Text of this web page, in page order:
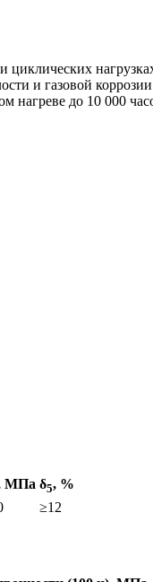
циклических
и газовой коррозии
нагреве до 10 000
МПа δ5, %
≥12